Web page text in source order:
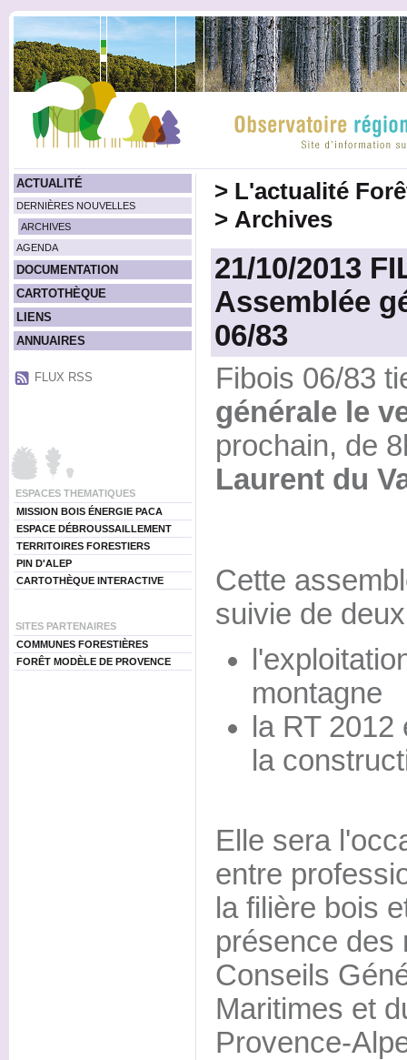
ACTUALITÉ
DERNIÈRES NOUVELLES
ARCHIVES
AGENDA
DOCUMENTATION
CARTOTHÈQUE
LIENS
ANNUAIRES
FLUX RSS
ESPACES THEMATIQUES
MISSION BOIS ÉNERGIE PACA
ESPACE DÉBROUSSAILLEMENT
TERRITOIRES FORESTIERS
PIN D'ALEP
CARTOTHÈQUE INTERACTIVE
SITES PARTENAIRES
COMMUNES FORESTIÈRES
FORÊT MODÈLE DE PROVENCE
> L'actualité
> Archives
21/10/2013
Assemblée
06/83
Fibois 06/83
générale le
prochain, de
Laurent du
Cette
suivie de
montagne
la RT
la
Elle sera
entre
la filière bois
présence des
Conseils
Maritimes et
Provence-